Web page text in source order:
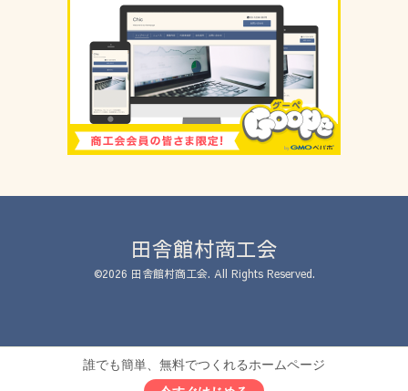
田舎館村商工会
©2026 田舎館村商工会. All Rights Reserved.
誰でも簡単、無料でつくれるホームページ